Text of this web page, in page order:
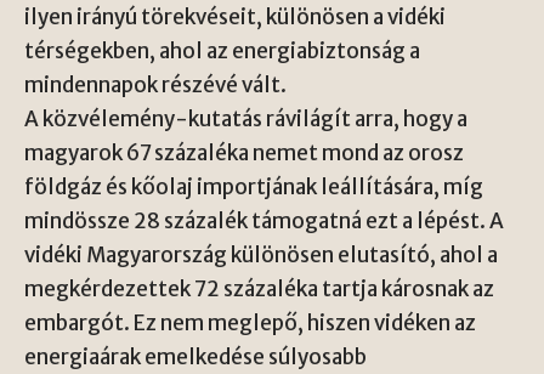
ilyen irányú törekvéseit, különösen a vidéki
térségekben, ahol az energiabiztonság a
mindennapok részévé vált.
A közvélemény-kutatás rávilágít arra, hogy a
magyarok 67 százaléka nemet mond az orosz
földgáz és kőolaj importjának leállítására, míg
mindössze 28 százalék támogatná ezt a lépést. A
vidéki Magyarország különösen elutasító, ahol a
megkérdezettek 72 százaléka tartja károsnak az
embargót. Ez nem meglepő, hiszen vidéken az
energiaárak emelkedése súlyosabb